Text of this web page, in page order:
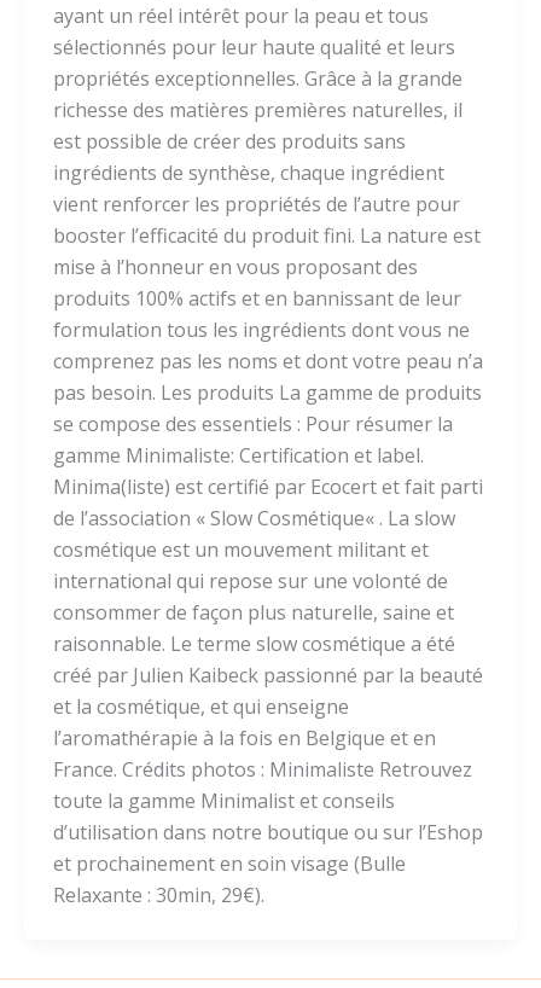
ayant un réel intérêt pour la peau et tous
sélectionnés pour leur haute qualité et leurs
propriétés exceptionnelles. Grâce à la grande
richesse des matières premières naturelles, il
est possible de créer des produits sans
ingrédients de synthèse, chaque ingrédient
vient renforcer les propriétés de l’autre pour
booster l’efficacité du produit fini. La nature est
mise à l’honneur en vous proposant des
produits 100% actifs et en bannissant de leur
formulation tous les ingrédients dont vous ne
comprenez pas les noms et dont votre peau n’a
pas besoin. Les produits La gamme de produits
se compose des essentiels : Pour résumer la
gamme Minimaliste: Certification et label.
Minima(liste) est certifié par Ecocert et fait parti
de l’association « Slow Cosmétique« . La slow
cosmétique est un mouvement militant et
international qui repose sur une volonté de
consommer de façon plus naturelle, saine et
raisonnable. Le terme slow cosmétique a été
créé par Julien Kaibeck passionné par la beauté
et la cosmétique, et qui enseigne
l’aromathérapie à la fois en Belgique et en
France. Crédits photos : Minimaliste Retrouvez
toute la gamme Minimalist et conseils
d’utilisation dans notre boutique ou sur l’Eshop
et prochainement en soin visage (Bulle
Relaxante : 30min, 29€).